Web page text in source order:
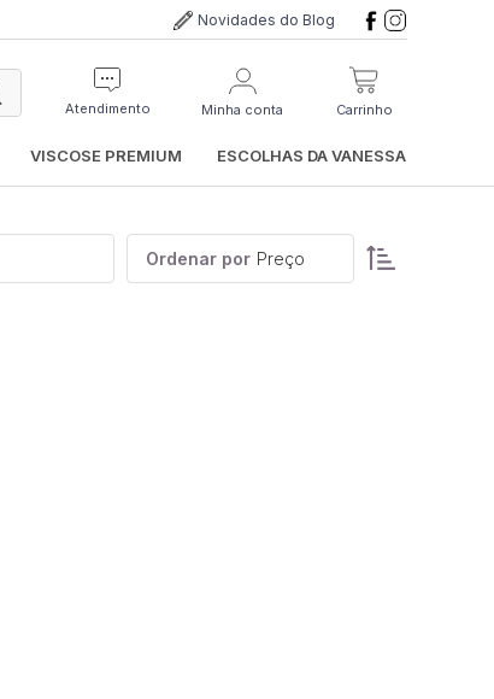
Novidades do Blog
Atendimento Minha conta Carrinho
VISCOSE PREMIUM ESCOLHAS DA VANESSA
Ordenar por Preço